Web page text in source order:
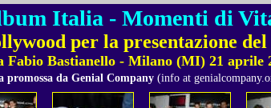
Italia - Momenti di
per la presentazione
Fabio Bastianello - Milano (MI) 21 aprile
promossa da Genial Company(info at